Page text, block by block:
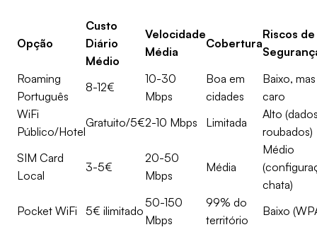
Opção
Custo
Diário
Médio
Velocidade
Média
Cobertura
Riscos de
Roaming
Português
8-12€
10-30
Mbps
Boa em
cidades
Baixo, mas
caro
WiFi
Público/Hotel
Gratuito/5€2-10 Mbps Limitada
Alto
roubados)
SIM Card
Local
3-5€
20-50
Mbps
Média
Médio
chata)
Pocket WiFi
5€ ilimitado
50-150
Mbps
99% do
território
Baixo